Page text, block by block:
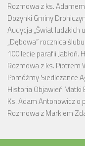
Rozmowa z ks.
Dożynki Gminy
Audycja „Świat ludzkich
„Dębowa” rocznica
100 lecie parafii
Rozmowa z ks. Piotrem
Pomóżmy Siedlczance
Historia Objawień Matki
Ks. Adam Antonowicz o
Rozmowa z Markiem